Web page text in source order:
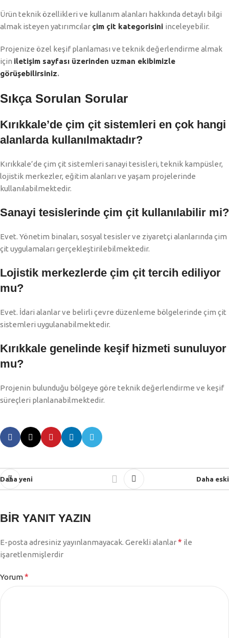
Ürün teknik özellikleri ve kullanım alanları hakkında detaylı bilgi
almak isteyen yatırımcılar çim çit kategorisini inceleyebilir.
Projenize özel keşif planlaması ve teknik değerlendirme almak
için iletişim sayfası üzerinden uzman ekibimizle
görüşebilirsiniz.
Sıkça Sorulan Sorular
Kırıkkale’de çim çit sistemleri en çok hangi
alanlarda kullanılmaktadır?
Kırıkkale’de çim çit sistemleri sanayi tesisleri, teknik kampüsler,
lojistik merkezler, eğitim alanları ve yaşam projelerinde
kullanılabilmektedir.
Sanayi tesislerinde çim çit kullanılabilir mi?
Evet. Yönetim binaları, sosyal tesisler ve ziyaretçi alanlarında çim
çit uygulamaları gerçekleştirilebilmektedir.
Lojistik merkezlerde çim çit tercih ediliyor
mu?
Evet. İdari alanlar ve belirli çevre düzenleme bölgelerinde çim çit
sistemleri uygulanabilmektedir.
Kırıkkale genelinde keşif hizmeti sunuluyor
mu?
Projenin bulunduğu bölgeye göre teknik değerlendirme ve keşif
süreçleri planlanabilmektedir.
Daha yeni Daha eski
BIR YANIT YAZIN
E-posta adresiniz yayınlanmayacak. Gerekli alanlar* ile
işaretlenmişlerdir
Yorum*